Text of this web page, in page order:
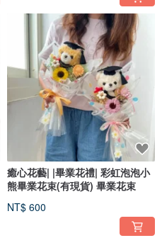
癒心花藝| |畢業花禮| 彩虹泡泡小
熊畢業花束(有現貨) 畢業花束
NT$ 600